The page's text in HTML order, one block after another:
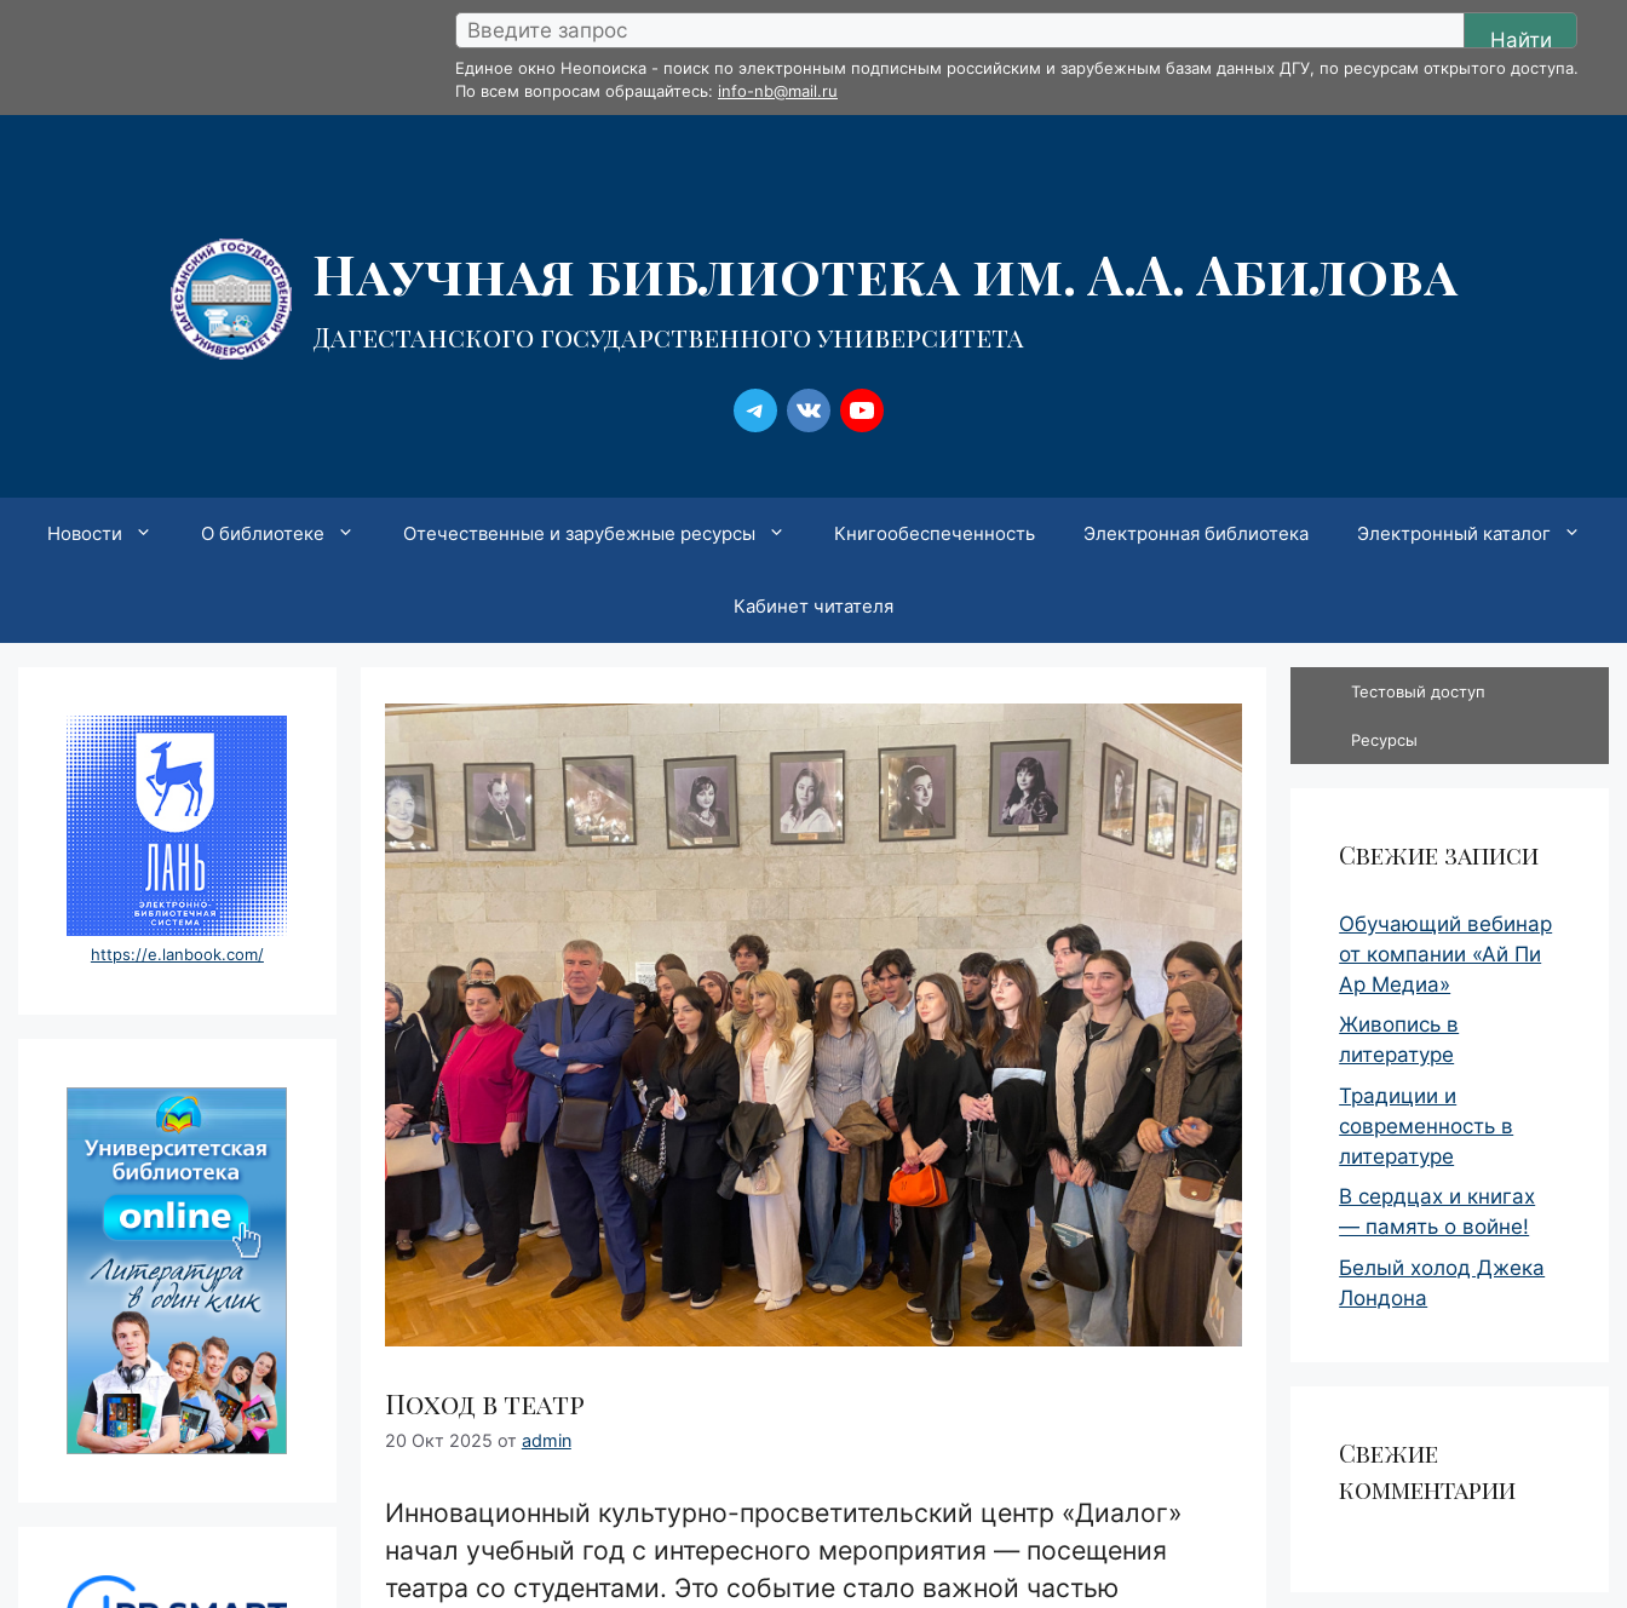
Найти
Единое окно Неопоиска - поиск по электронным подписным российским и зарубежным базам данных ДГУ, по ресурсам открытого доступа.
По всем вопросам обращайтесь: info-nb@mail.ru
Научная библиотека им. А.А. Абилова
Дагестанского государственного университета
Новости О библиотеке Отечественные и зарубежные ресурсы Книгообеспеченность Электронная библиотека Электронный каталог
Кабинет читателя
Поход в театр
20 Окт 2025 от admin
Инновационный культурно-просветительский центр «Диалог»
начал учебный год с интересного мероприятия — посещения
театра со студентами. Это событие стало важной частью
https://e.lanbook.com/
Тестовый доступ
Ресурсы
Свежие записи
Обучающий вебинар
от компании «Ай Пи
Ар Медиа»
Живопись в
литературе
Традиции и
современность в
литературе
В сердцах и книгах
— память о войне!
Белый холод Джека
Лондона
Свежие
комментарии